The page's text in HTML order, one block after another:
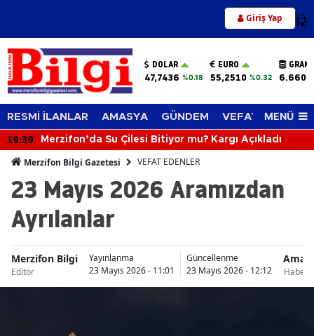
Giriş Yap 12
DOLAR
47,7436 %0.18
EURO
55,2510 %0.32
RESMİ İLANLAR AMASYA GÜNDEM VEFAT EDENLER
MENÜ
19:39 Merzifon’da Su Çilesi Bitiyor mu? Kargı Açıkladı
Merzifon Bilgi Gazetesi VEFAT EDENLER
23 Mayıs 2026 Aramızdan
Ayrılanlar
Merzifon Bilgi
Editör
Yayınlanma
23 Mayıs 2026 - 11:01
Güncellenme
23 Mayıs 2026 - 12:12